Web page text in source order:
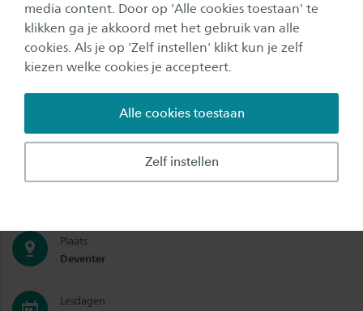
media content. Door op 'Alle cookies toestaan' te
klikken ga je akkoord met het gebruik van alle
cookies. Als je op 'Zelf instellen' klikt kun je zelf
kiezen welke cookies je accepteert.
Zelf instellen
Alle cookies toestaan
tonen
Vertaal wensen van mensen
naar succesvolle toeristische
hotspots
Studiebelasting
Plaats
Deventer
Lesdagen